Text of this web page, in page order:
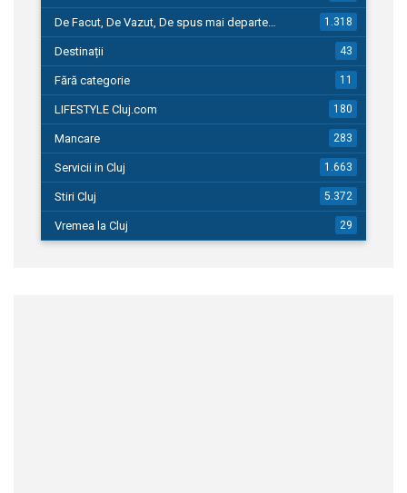
De Facut, De Vazut, De spus mai departe… 1.318
Destinații 43
Fără categorie 11
LIFESTYLE Cluj.com 180
Mancare 283
Servicii in Cluj 1.663
Stiri Cluj 5.372
Vremea la Cluj 29